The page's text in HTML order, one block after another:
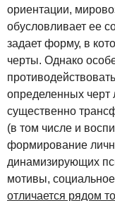
ориентации,
обусловливает ее
задает форму, в
черты. Однако
определенных черт
существенно
(в том числе и
формирование
динамизирующих
мотивы,
отличается рядом